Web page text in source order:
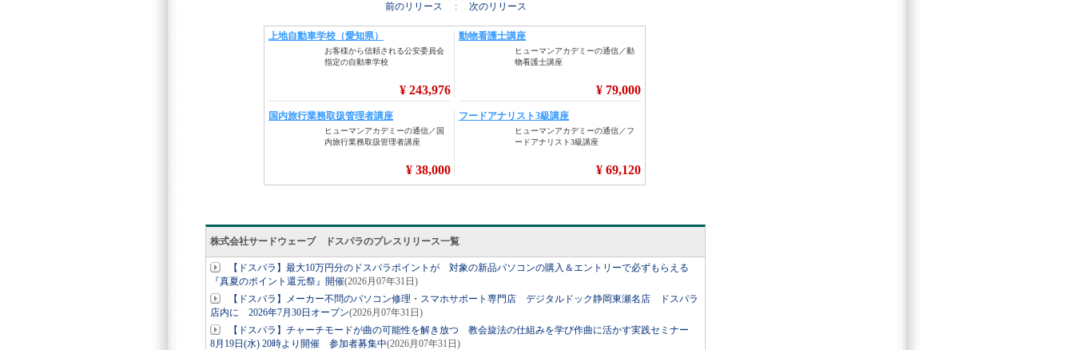
前のリリース : 次のリリース
株式会社サードウェーブ ドスパラのプレスリリース一覧
【ドスパラ】最大10万円分のドスパラポイントが 対象の新品パソコンの購入＆エントリーで必ずもらえる
『真夏のポイント還元祭』開催(2026月07年31日)
【ドスパラ】メーカー不問のパソコン修理・スマホサポート専門店 デジタルドック静岡東瀬名店 ドスパラ
店内に 2026年7月30日オープン(2026月07年31日)
【ドスパラ】チャーチモードが曲の可能性を解き放つ 教会旋法の仕組みを学び作曲に活かす実践セミナー
8月19日(水) 20時より開催 参加者募集中(2026月07年31日)